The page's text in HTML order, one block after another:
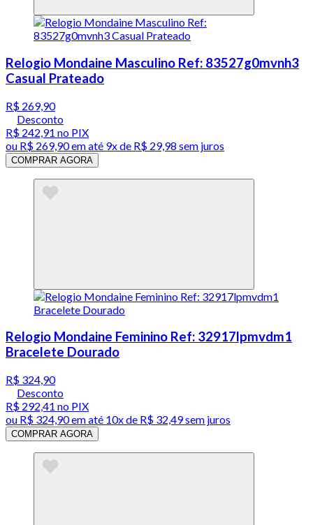
Relogio Mondaine Masculino Ref: 83527g0mvnh3
Casual Prateado
R$ 269,90
Desconto
R$ 242,91 no PIX
ou R$ 269,90em até 9x de R$ 29,98 sem juros
COMPRAR AGORA
Relogio Mondaine Feminino Ref: 32917lpmvdm1
Bracelete Dourado
R$ 324,90
Desconto
R$ 292,41 no PIX
ou R$ 324,90em até 10x de R$ 32,49 sem juros
COMPRAR AGORA